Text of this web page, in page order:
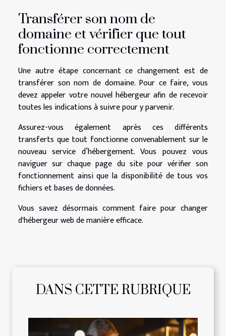
Transférer son nom de
domaine et vérifier que tout
fonctionne correctement
Une autre étape concernant ce changement est de
transférer son nom de domaine. Pour ce faire, vous
devez appeler votre nouvel hébergeur afin de recevoir
toutes les indications à suivre pour y parvenir.
Assurez-vous également après ces différents
transferts que tout fonctionne convenablement sur le
nouveau service d’hébergement. Vous pouvez vous
naviguer sur chaque page du site pour vérifier son
fonctionnement ainsi que la disponibilité de tous vos
fichiers et bases de données.
Vous savez désormais comment faire pour changer
d'hébergeur web de manière efficace.
DANS CETTE RUBRIQUE